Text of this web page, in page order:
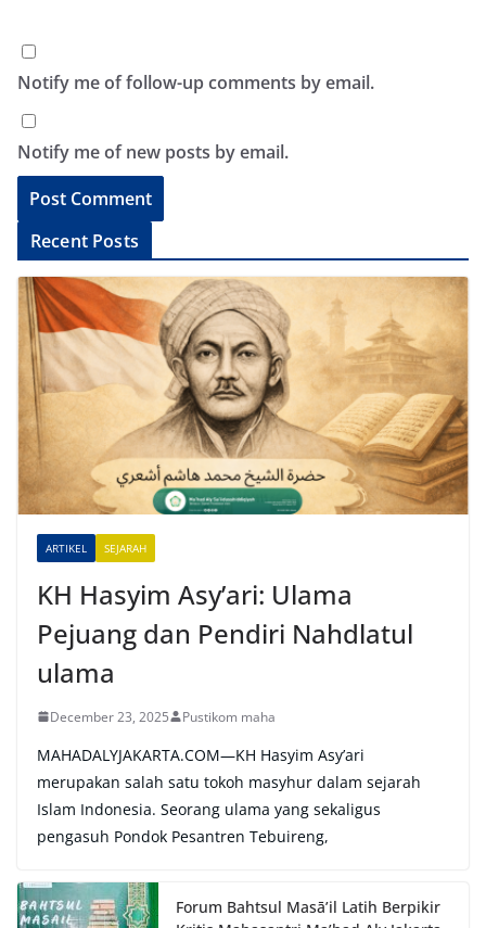
Notify me of follow-up comments by email.
Notify me of new posts by email.
l
t
v
Recent Posts
ARTIKEL SEJARAH
KH Hasyim Asy’ari: Ulama
Pejuang dan Pendiri Nahdlatul
ulama
December 23, 2025 Pustikom maha
MAHADALYJAKARTA.COM—KH Hasyim Asy’ari
merupakan salah satu tokoh masyhur dalam sejarah
Islam Indonesia. Seorang ulama yang sekaligus
pengasuh Pondok Pesantren Tebuireng,
Forum Bahtsul Masā’il Latih Berpikir